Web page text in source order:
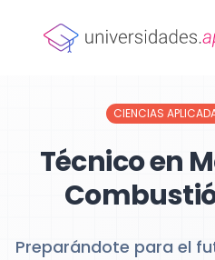
CIENCIAS
Técnico en
Preparándote para el